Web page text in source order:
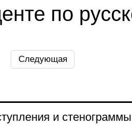
по
Следующая
и стенограммы